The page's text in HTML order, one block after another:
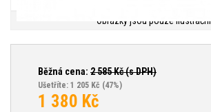
Obrázky jsou pouze ilustrační.
Běžná cena: 2 585Kč (s DPH)
Ušetříte: 1 205 Kč (47%)
1 380 Kč